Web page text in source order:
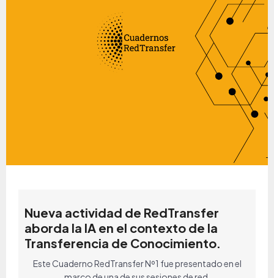
Nueva actividad de RedTransfer
aborda la IA en el contexto de la
Transferencia de Conocimiento.
Este Cuaderno RedTransfer Nº1 fue presentado en el